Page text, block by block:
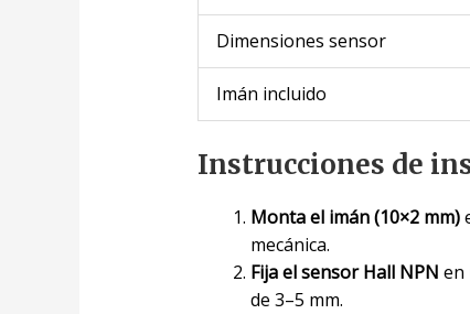
Dimensiones sensor
Imán incluido
Instrucciones de
Monta el imán (10×2 mm)
mecánica.
Fija el sensor Hall NPN en
de 3–5 mm.